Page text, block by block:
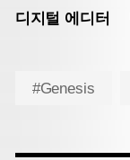
디지털 에디터
#Genesis